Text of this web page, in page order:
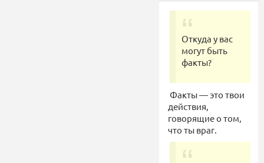
Откуда у вас
могут быть
факты?
Факты — это твои
действия,
говорящие о том,
что ты враг.